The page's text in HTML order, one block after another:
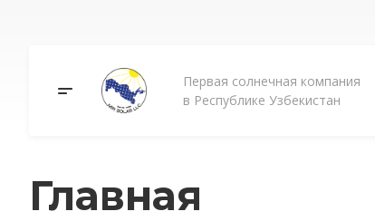
Первая солнечная компания
в Республике Узбекистан
Главная